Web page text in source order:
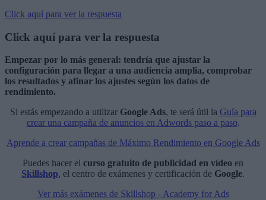
Click aquí para ver la respuesta
Click aquí para ver la respuesta
Empezar por lo más general: tendría que ajustar la
configuración para llegar a una audiencia amplia, comprobar
los resultados y afinar los ajustes según los datos de
rendimiento.
Si estás empezando a utilizar Google Ads, te será útil la Guía para
crear una campaña de anuncios en Adwords paso a paso.
Aprende a crear campañas de Máximo Rendimiento en Google Ads
Puedes hacer el curso gratuito de publicidad en vídeo en
Skillshop, el centro de exámenes y certificación de Google.
Ver más exámenes de Skillshop - Academy for Ads